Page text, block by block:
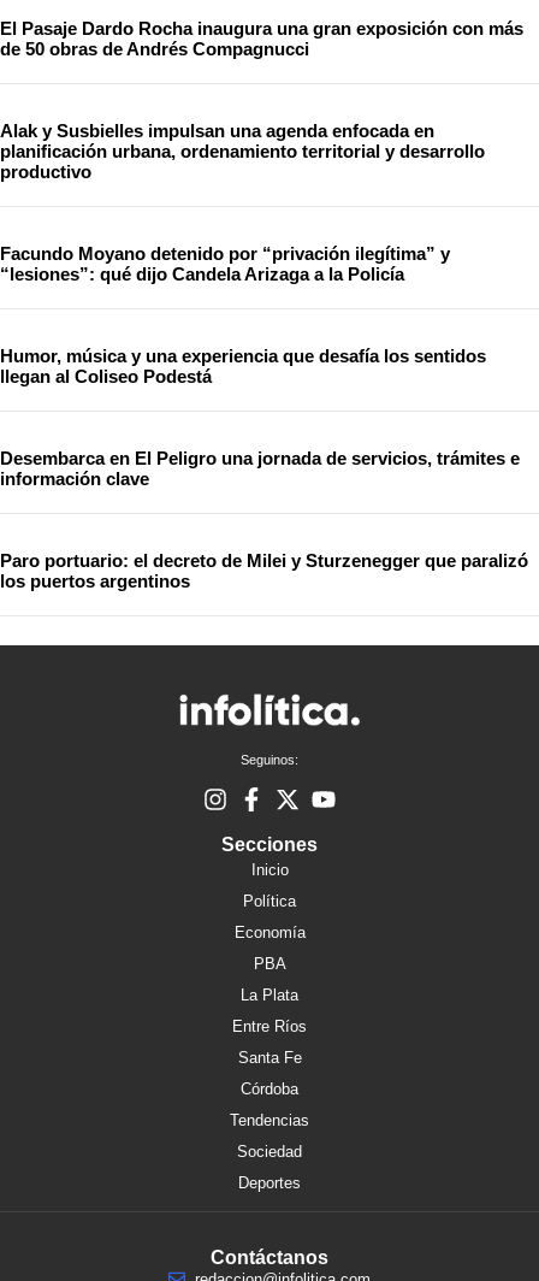
El Pasaje Dardo Rocha inaugura una gran exposición con más
de 50 obras de Andrés Compagnucci
Alak y Susbielles impulsan una agenda enfocada en
planificación urbana, ordenamiento territorial y desarrollo
productivo
Facundo Moyano detenido por “privación ilegítima” y
“lesiones”: qué dijo Candela Arizaga a la Policía
Humor, música y una experiencia que desafía los sentidos
llegan al Coliseo Podestá
Desembarca en El Peligro una jornada de servicios, trámites e
información clave
Paro portuario: el decreto de Milei y Sturzenegger que paralizó
los puertos argentinos
Seguinos:
Secciones
Inicio
Política
Economía
PBA
La Plata
Entre Ríos
Santa Fe
Córdoba
Tendencias
Sociedad
Deportes
Contáctanos